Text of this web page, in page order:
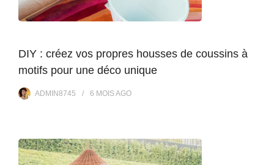
DIY : créez vos propres housses de coussins à
motifs pour une déco unique
ADMIN8745 6 MOISAGO